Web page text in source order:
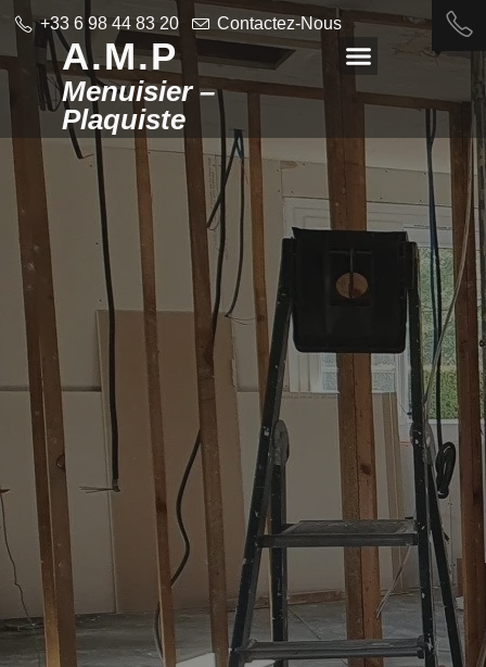
+33 6 98 44 83 20 Contactez-Nous
A.M.P
Menuisier –
Plaquiste